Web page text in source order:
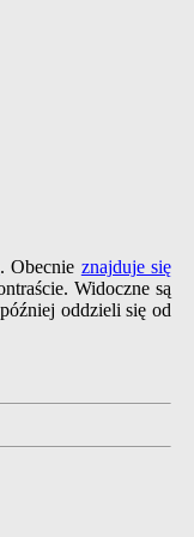
. Obecnie znajduje się
Widoczne są
oddzieli się od